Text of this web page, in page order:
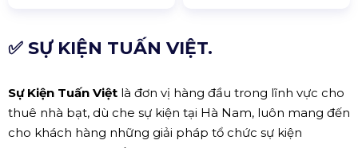
✅ SỰ KIỆN TUẤN VIỆT.
Sự Kiện Tuấn Việt là đơn vị hàng đầu trong lĩnh vực cho
thuê nhà bạt, dù che sự kiện tại Hà Nam, luôn mang đến
cho khách hàng những giải pháp tổ chức sự kiện